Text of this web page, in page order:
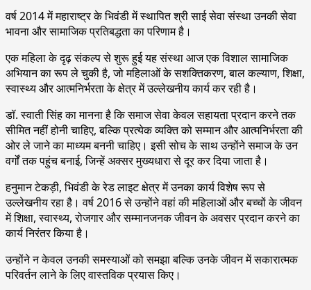
वर्ष 2014 में महाराष्ट्र के भिवंडी में स्थापित श्री साई सेवा संस्था उनकी सेवा
भावना और सामाजिक प्रतिबद्धता का परिणाम है।
एक महिला के दृढ़ संकल्प से शुरू हुई यह संस्था आज एक विशाल सामाजिक
अभियान का रूप ले चुकी है, जो महिलाओं के सशक्तिकरण, बाल कल्याण, शिक्षा,
स्वास्थ्य और आत्मनिर्भरता के क्षेत्र में उल्लेखनीय कार्य कर रही है।
डॉ. स्वाती सिंह का मानना है कि समाज सेवा केवल सहायता प्रदान करने तक
सीमित नहीं होनी चाहिए, बल्कि प्रत्येक व्यक्ति को सम्मान और आत्मनिर्भरता की
ओर ले जाने का माध्यम बननी चाहिए। इसी सोच के साथ उन्होंने समाज के उन
वर्गों तक पहुंच बनाई, जिन्हें अक्सर मुख्यधारा से दूर कर दिया जाता है।
हनुमान टेकड़ी, भिवंडी के रेड लाइट क्षेत्र में उनका कार्य विशेष रूप से
उल्लेखनीय रहा है। वर्ष 2016 से उन्होंने वहां की महिलाओं और बच्चों के जीवन
में शिक्षा, स्वास्थ्य, रोजगार और सम्मानजनक जीवन के अवसर प्रदान करने का
कार्य निरंतर किया है।
उन्होंने न केवल उनकी समस्याओं को समझा बल्कि उनके जीवन में सकारात्मक
परिवर्तन लाने के लिए वास्तविक प्रयास किए।